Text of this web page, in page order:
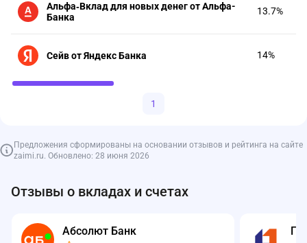
Альфа‑Вклад для новых денег от Альфа-
Банка
13.7%
Сейв от Яндекс Банка 14%
1
Предложения сформированы на основании отзывов и рейтинга на сайте
zaimi.ru. Обновлено: 28 июня 2026
Отзывы о вкладах и счетах
Абсолют Банк